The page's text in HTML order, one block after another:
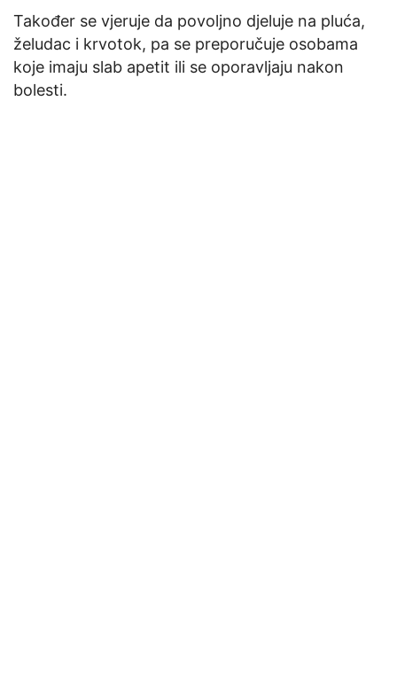
Također se vjeruje da povoljno djeluje na pluća,
želudac i krvotok, pa se preporučuje osobama
koje imaju slab apetit ili se oporavljaju nakon
bolesti.